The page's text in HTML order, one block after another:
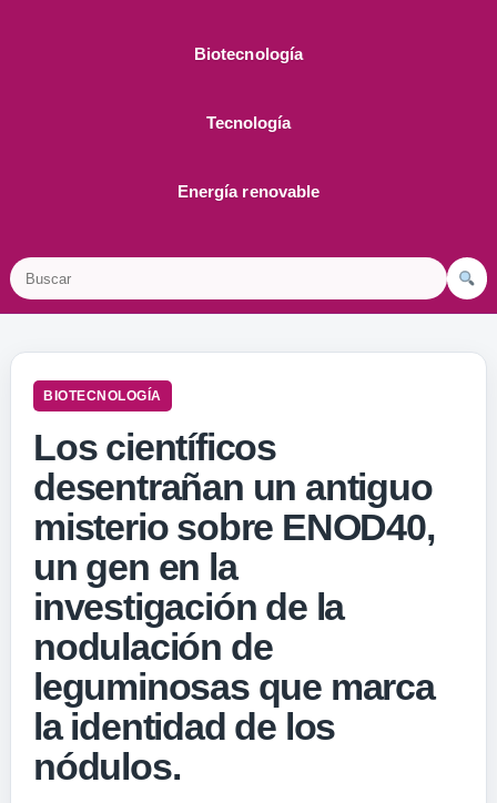
Biotecnología
Tecnología
Energía renovable
BIOTECNOLOGÍA
Los científicos
desentrañan un antiguo
misterio sobre ENOD40,
un gen en la
investigación de la
nodulación de
leguminosas que marca
la identidad de los
nódulos.